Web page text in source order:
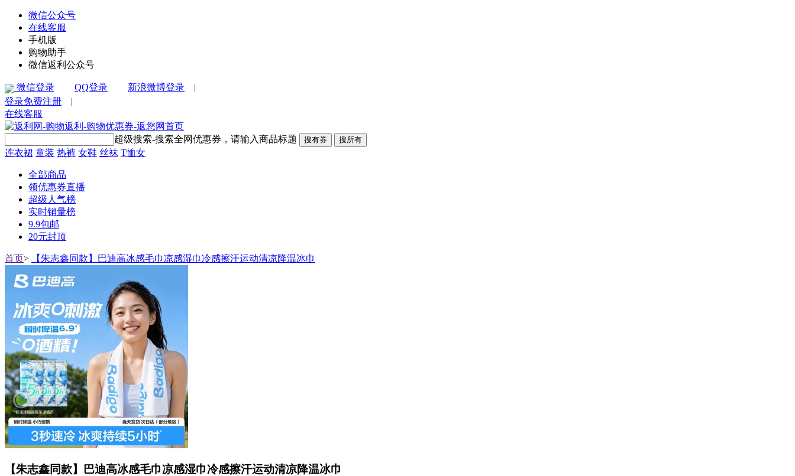
微信公众号
在线客服
手机版
购物助手
微信返利公众号
微信登录 QQ登录 新浪微博登录 |
登录免费注册 |
在线客服
超级搜索-搜索全网优惠券，请输入商品标题 搜有券 搜所有
连衣裙 童装 热裤 女鞋 丝袜 T恤女
全部商品
领优惠券直播
超级人气榜
实时销量榜
9.9包邮
20元封顶
首页> 【朱志鑫同款】巴迪高冰感毛巾凉感湿巾冷感擦汗运动清凉降温冰巾
【朱志鑫同款】巴迪高冰感毛巾凉感湿巾冷感擦汗运动清凉降温冰巾